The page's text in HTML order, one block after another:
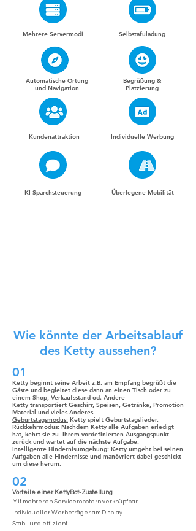
Mehrere Servermodi
Automatische Ortung
und Navigation
Kundenattraktion
KI Sparchsteuerung
Selbstafuladung
Begrüßung &
Platzierung
Individuelle Werbung
Überlegene Mobilität
Wie könnte der Arbeitsablauf
des Ketty aussehen?
01
Ketty beginnt seine Arbeit z.B. am Empfang begrüßt die
Gäste und begleitet diese dann an einen Tisch oder zu
einem Shop, Verkaufsstand od. Andere
Ketty transportiert Geschirr, Speisen, Getränke, Promotion
Material und vieles Anderes
Geburtstagsmodus: Ketty spielt Geburtstagslieder.
Rückkehrmodus: Nachdem Ketty alle Aufgaben erledigt
hat, kehrt sie zu Ihrem vordefinierten Ausgangspunkt
zurück und wartet auf die nächste Aufgabe.
Intelligente Hindernisumgehung: Ketty umgeht bei seinen
Aufgaben alle Hindernisse und manövriert dabei geschickt
um diese herum.
02
Vorteile einer KettyBot-Zustellung
Mit mehreren Servicerobotern verknüpfbar
Individueller Werbeträger am Display
Stabil und effizient